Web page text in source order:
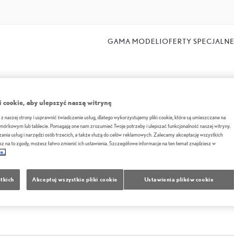
GAMA MODELI OFERTY SPECJALNE
aby zachować standardy japońskiej
jak gościa we własnym domu, a także
w naszym salonie stała się dla Państwa
świata Lexusa.
aby ulepszyć naszą witrynę
naszej strony i usprawnić świadczenie usług, dlatego wykorzystujemy pliki cookie, które są umieszczane na
lub tablecie. Pomagają one nam zrozumieć Twoje potrzeby i ulepszać funkcjonalność naszej witryny.
usług i narzędzi osób trzecich, a także służą do celów reklamowych. Zalecamy akceptację wszystkich
na to zgody, możesz łatwo zmienić ich ustawienia. Szczegółowe informacje na ten temat znajdziesz w
Ustawienia plików cookie
Akceptuj wszystkie pliki cookie